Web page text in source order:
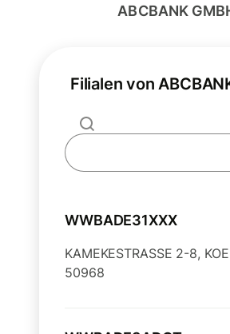
ABCBANK
Filialen von
WWBADE31XXX
KAMEKESTRASSE 2-8,
50968